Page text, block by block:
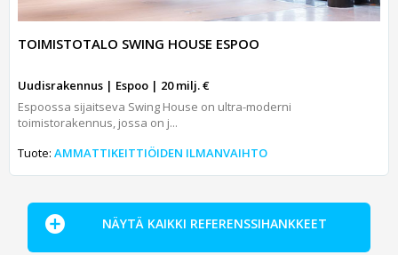
TOIMISTOTALO SWING HOUSE ESPOO
Uudisrakennus | Espoo | 20 milj. €
Espoossa sijaitseva Swing House on ultra-moderni
toimistorakennus, jossa on j...
Tuote: AMMATTIKEITTIÖIDEN ILMANVAIHTO
NÄYTÄ KAIKKI REFERENSSIHANKKEET